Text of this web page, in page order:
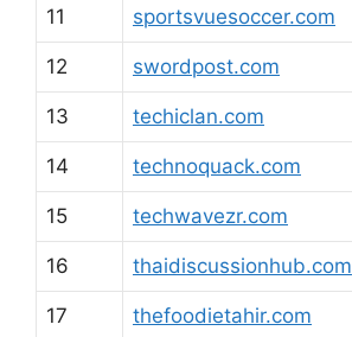
11 sportsvuesoccer.com
12 swordpost.com
13 techiclan.com
14 technoquack.com
15 techwavezr.com
16 thaidiscussionhub.com
17 thefoodietahir.com